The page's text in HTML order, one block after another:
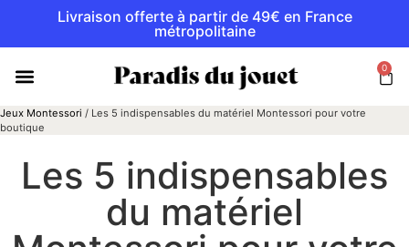
Livraison offerte à partir de 49€ en France
métropolitaine
0
Jeux Montessori / Les 5 indispensables du matériel Montessori pour votre
boutique
Les 5 indispensables
du matériel